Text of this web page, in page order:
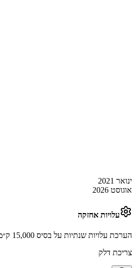
ינואר 2021
אוגוסט 2026
עלויות אחזקה
הערכת עלויות שנתיות על בסיס 15,000 ק״מ בשנה
צריכת דלק